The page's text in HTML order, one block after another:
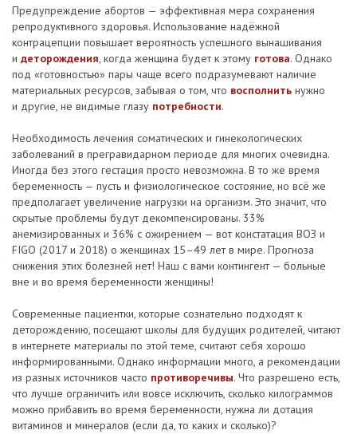
Предупреждение абортов — эффективная мера сохранения
репродуктивного здоровья. Использование надёжной
контрацепции повышает вероятность успешного вынашивания
и деторождения, когда женщина будет к этому готова. Однако
под «готовностью» пары чаще всего подразумевают наличие
материальных ресурсов, забывая о том, что восполнить нужно
и другие, не видимые глазу потребности.
Необходимость лечения соматических и гинекологических
заболеваний в прегравидарном периоде для многих очевидна.
Иногда без этого гестация просто невозможна. В то же время
беременность — пусть и физиологическое состояние, но всё же
предполагает увеличение нагрузки на организм. Это значит, что
скрытые проблемы будут декомпенсированы. 33%
анемизированных и 36% с ожирением — вот констатация ВОЗ и
FIGO (2017 и 2018) о женщинах 15–49 лет в мире. Прогноза
снижения этих болезней нет! Наш с вами контингент — больные
вне и во время беременности женщины!
Современные пациентки, которые сознательно подходят к
деторождению, посещают школы для будущих родителей, читают
в интернете материалы по этой теме, считают себя хорошо
информированными. Однако информации много, а рекомендации
из разных источников часто противоречивы. Что разрешено есть,
что лучше ограничить или вовсе исключить, сколько килограммов
можно прибавить во время беременности, нужна ли дотация
витаминов и минералов (если да, то каких и сколько)?